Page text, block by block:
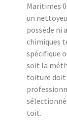
Maritimes
un
possède ni
chimiques
spécifique
soit la
toiture doit
toit.